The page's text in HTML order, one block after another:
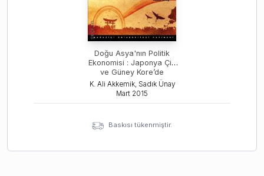
Doğu Asya'nın Politik
Ekonomisi : Japonya Çin
ve Güney Kore’de
Kalkınma Siyaset ve
Jeostrateji
K. Ali Akkemik, Sadık Ünay
Mart 2015
Baskısı tükenmiştir.